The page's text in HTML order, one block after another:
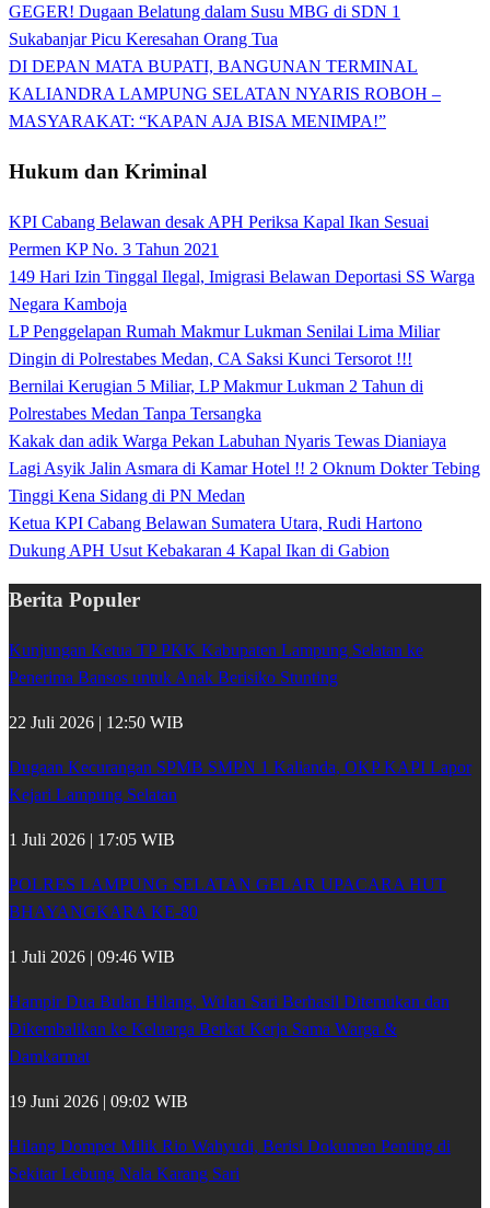
GEGER! Dugaan Belatung dalam Susu MBG di SDN 1
Sukabanjar Picu Keresahan Orang Tua
DI DEPAN MATA BUPATI, BANGUNAN TERMINAL
KALIANDRA LAMPUNG SELATAN NYARIS ROBOH –
MASYARAKAT: “KAPAN AJA BISA MENIMPA!”
Hukum dan Kriminal
KPI Cabang Belawan desak APH Periksa Kapal Ikan Sesuai
Permen KP No. 3 Tahun 2021
149 Hari Izin Tinggal Ilegal, Imigrasi Belawan Deportasi SS Warga
Negara Kamboja
LP Penggelapan Rumah Makmur Lukman Senilai Lima Miliar
Dingin di Polrestabes Medan, CA Saksi Kunci Tersorot !!!
Bernilai Kerugian 5 Miliar, LP Makmur Lukman 2 Tahun di
Polrestabes Medan Tanpa Tersangka
Kakak dan adik Warga Pekan Labuhan Nyaris Tewas Dianiaya
Lagi Asyik Jalin Asmara di Kamar Hotel !! 2 Oknum Dokter Tebing
Tinggi Kena Sidang di PN Medan
Ketua KPI Cabang Belawan Sumatera Utara, Rudi Hartono
Dukung APH Usut Kebakaran 4 Kapal Ikan di Gabion
Berita Populer
Kunjungan Ketua TP PKK Kabupaten Lampung Selatan ke
Penerima Bansos untuk Anak Berisiko Stunting
22 Juli 2026 | 12:50 WIB
Dugaan Kecurangan SPMB SMPN 1 Kalianda, OKP KAPI Lapor
Kejari Lampung Selatan
1 Juli 2026 | 17:05 WIB
POLRES LAMPUNG SELATAN GELAR UPACARA HUT
BHAYANGKARA KE-80
1 Juli 2026 | 09:46 WIB
Hampir Dua Bulan Hilang, Wulan Sari Berhasil Ditemukan dan
Dikembalikan ke Keluarga Berkat Kerja Sama Warga &
Damkarmat
19 Juni 2026 | 09:02 WIB
Hilang Dompet Milik Rio Wahyudi, Berisi Dokumen Penting di
Sekitar Lebung Nala Karang Sari